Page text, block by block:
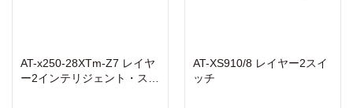
AT-x250-28XTm-Z7 レイヤ
ー2インテリジェント・スイ
AT-XS910/8 レイヤー2スイ
ッチ